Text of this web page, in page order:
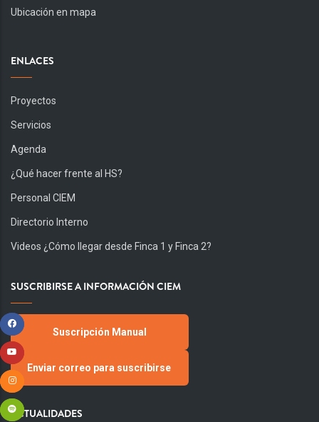
Ubicación en mapa
ENLACES
Proyectos
Servicios
Agenda
¿Qué hacer frente al HS?
Personal CIEM
Directorio Interno
Videos ¿Cómo llegar desde Finca 1 y Finca 2?
SUSCRIBIRSE A INFORMACIÓN CIEM
Suscripción Manual
Enviar correo para suscribirse
ACTUALIDADES